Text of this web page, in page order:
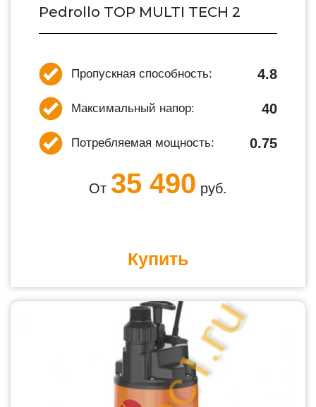
Pedrollo TOP MULTI TECH 2
Пропускная способность: 4.8
Максимальный напор: 40
Потребляемая мощность: 0.75
От 35 490 руб.
Купить